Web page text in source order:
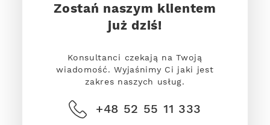
Zostań naszym klientem
już dziś!
Konsultanci czekają na Twoją
wiadomość. Wyjaśnimy Ci jaki jest
zakres naszych usług.
+48 52 55 11 333